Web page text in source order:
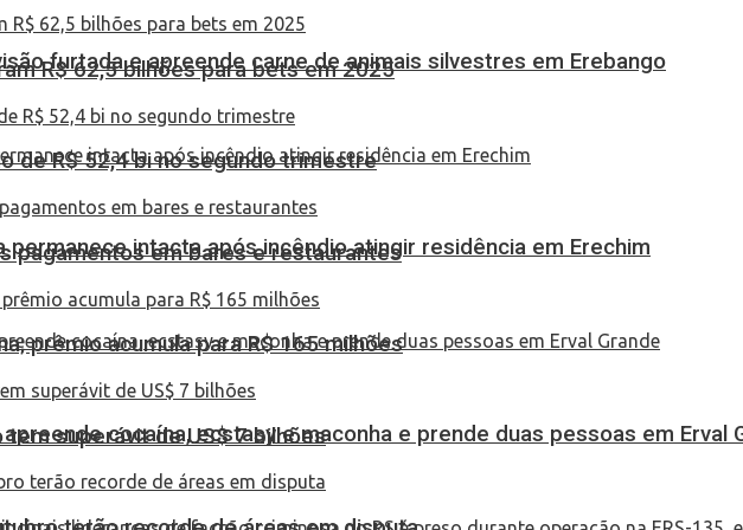
furtada e apreende carne de animais silvestres em Erebango
permanece intacta após incêndio atingir residência em Erechim
cocaína, ecstasy e maconha e prende duas pessoas em Erval
R$ 62,5 bilhões para bets em 2025
de R$ 52,4 bi no segundo trimestre
pagamentos em bares e restaurantes
prêmio acumula para R$ 165 milhões
tem superávit de US$ 7 bilhões